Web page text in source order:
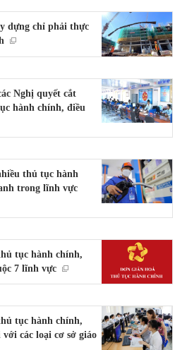
dựng chỉ phải thực
Nghị quyết cắt
hành chính, điều
thủ tục hành
trong lĩnh vực
tục hành chính,
7 lĩnh vực
tục hành chính,
các loại cơ sở giáo